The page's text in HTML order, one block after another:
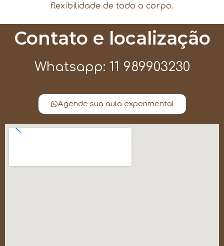
flexibilidade de todo o corpo.
Contato e localização
Whatsapp: 11 989903230
Agende sua aula experimental